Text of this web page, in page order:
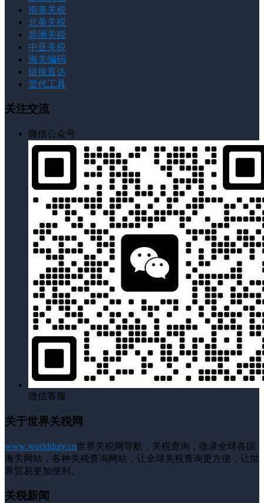
南美关税
北美关税
非洲关税
中亚关税
海关编码
链接直达
货代工具
关注交流
微信公众号
微信客服
关于世界关税网
www.worldduty.cn世界关税网导航，关税查询，收录全球各国
海关网站，各种关税查询网站，让全球关税查询更方便，让世
界贸易更加便利。
关税新闻